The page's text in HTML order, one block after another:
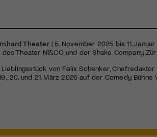
Theater| 5. November 2025 bis 11.
Theater NI&CO und der Shake Company
von Felix Schenker,
20. und 21. März 2026 auf der Comedy